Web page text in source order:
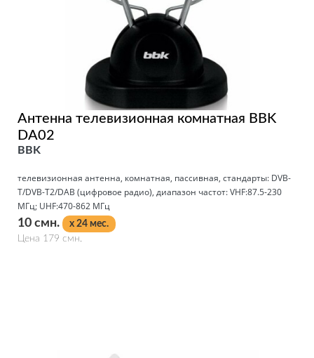
Антенна телевизионная комнатная BBK
DA02
BBK
телевизионная антенна, комнатная, пассивная, стандарты: DVB-
T/DVB-T2/DAB (цифровое радио), диапазон частот: VHF:87.5-230
МГц; UHF:470-862 МГц
10 смн.
x 24 мес.
Цена 179 смн.